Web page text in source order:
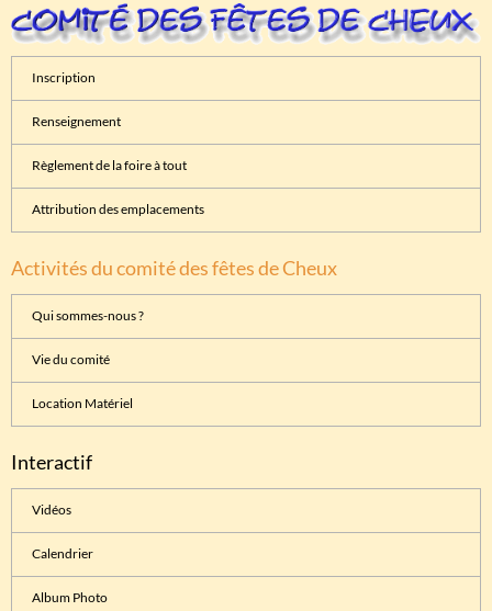
Inscription
Renseignement
Règlement de la foire à tout
Attribution des emplacements
Activités du comité des fêtes de Cheux
Qui sommes-nous ?
Vie du comité
Location Matériel
Interactif
Vidéos
Calendrier
Album Photo